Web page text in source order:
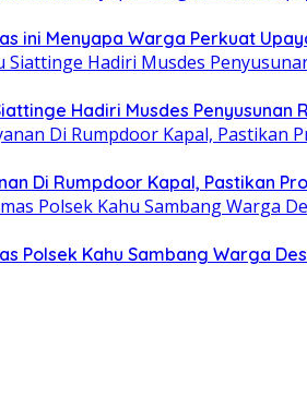
ini Menyapa Warga Perkuat
Hadiri Musdes Penyusunan
Di Rumpdoor Kapal, Pastikan
Polsek Kahu Sambang Warga